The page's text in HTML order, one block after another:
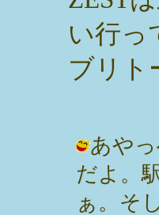
い行っ
ブリト
あや
だよ。
ぁ。そ